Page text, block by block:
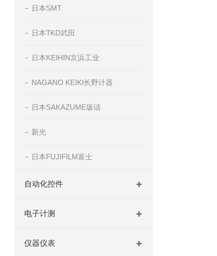
日本SMT
日本TKD武田
日本KEIHIN京浜工业
NAGANO KEIKI长野计器
日本SAKAZUME坂诘
新光
日本FUJIFILM富士
自动化控件
电子计测
仪器仪表